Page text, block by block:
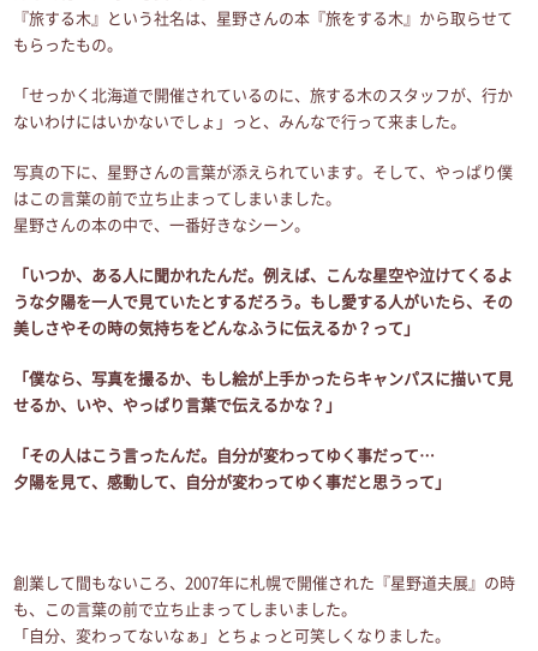
『旅する木』という社名は、星野さんの本『旅をする木』から取らせて
もらったもの。
「せっかく北海道で開催されているのに、旅する木のスタッフが、行か
ないわけにはいかないでしょ」っと、みんなで行って来ました。
写真の下に、星野さんの言葉が添えられています。そして、やっぱり僕
はこの言葉の前で立ち止まってしまいました。
星野さんの本の中で、一番好きなシーン。
「いつか、ある人に聞かれたんだ。例えば、こんな星空や泣けてくるよ
うな夕陽を一人で見ていたとするだろう。もし愛する人がいたら、その
美しさやその時の気持ちをどんなふうに伝えるか？って」
「僕なら、写真を撮るか、もし絵が上手かったらキャンパスに描いて見
せるか、いや、やっぱり言葉で伝えるかな？」
「その人はこう言ったんだ。自分が変わってゆく事だって…
夕陽を見て、感動して、自分が変わってゆく事だと思うって」
創業して間もないころ、2007年に札幌で開催された『星野道夫展』の時
も、この言葉の前で立ち止まってしまいました。
「自分、変わってないなぁ」とちょっと可笑しくなりました。